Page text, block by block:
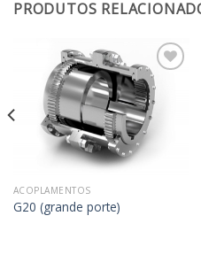
PRODUTOS
Adicionar
aos
meus
desejos
ACOPLAMENTOS
G20 (grande porte)